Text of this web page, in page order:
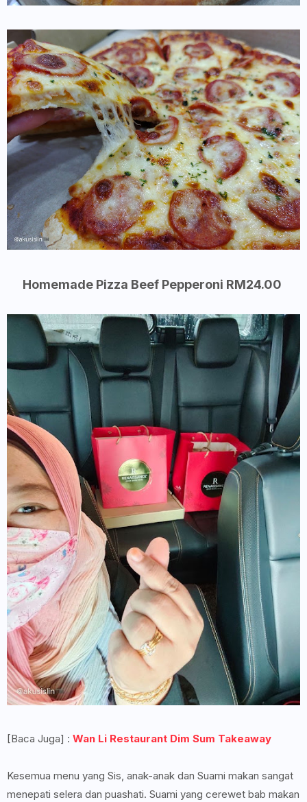
Homemade Pizza Beef Pepperoni RM24.00
[Baca Juga] : Wan Li Restaurant Dim Sum Takeaway
Kesemua menu yang Sis, anak-anak dan Suami makan sangat
menepati selera dan puashati. Suami yang cerewet bab makan